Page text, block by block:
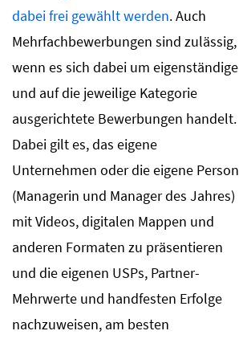
dabei frei gewählt werden. Auch
Mehrfachbewerbungen sind zulässig,
wenn es sich dabei um eigenständige
und auf die jeweilige Kategorie
ausgerichtete Bewerbungen handelt.
Dabei gilt es, das eigene
Unternehmen oder die eigene Person
(Managerin und Manager des Jahres)
mit Videos, digitalen Mappen und
anderen Formaten zu präsentieren
und die eigenen USPs, Partner-
Mehrwerte und handfesten Erfolge
nachzuweisen, am besten